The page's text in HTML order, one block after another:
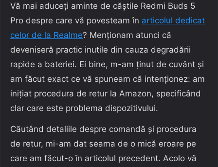
Vă mai aduceți aminte de căștile Redmi Buds 5
Pro despre care vă povesteam în articolul dedicat
celor de la Realme? Menționam atunci că
deveniseră practic inutile din cauza degradării
rapide a bateriei. Ei bine, m-am ținut de cuvânt și
am făcut exact ce vă spuneam că intenționez: am
inițiat procedura de retur la Amazon, specificând
clar care este problema dispozitivului.
Căutând detaliile despre comandă și procedura
de retur, mi-am dat seama de o mică eroare pe
care am făcut-o în articolul precedent. Acolo vă